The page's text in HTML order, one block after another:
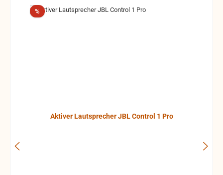
%Rabatt
Aktiver Lautsprecher JBL Control 1 Pro